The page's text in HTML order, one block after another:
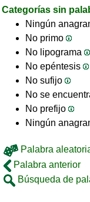
Categorías sin
Ningún
No primo
No lipograma
No epéntesis
No sufijo
No se
No prefijo
Ningún
Palabra
Palabra anterior
Búsqueda de